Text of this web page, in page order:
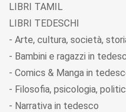
LIBRI TAMIL
LIBRI TEDESCHI
- Arte, cultura, società,
- Bambini e ragazzi in
- Comics & Manga in
- Filosofia, psicologia,
- Narrativa in tedesco